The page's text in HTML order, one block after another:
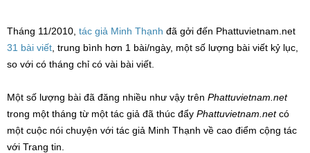
Tháng 11/2010, tác giả Minh Thạnh đã gởi đến Phattuvietnam.net
31 bài viết , trung bình hơn 1 bài/ngày, một số lượng bài viết kỷ lục,
so với có tháng chỉ có vài bài viết.
Một số lượng bài đã đăng nhiều như vậy trên Phattuvietnam.net
trong một tháng từ một tác giả đã thúc đẩy Phattuvietnam.netcó
một cuộc nói chuyện với tác giả Minh Thạnh về cao điểm cộng tác
với Trang tin.